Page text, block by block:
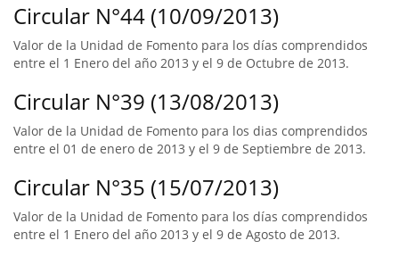
Circular N°44 (10/09/2013)
Valor de la Unidad de Fomento para los días comprendidos
entre el 1 Enero del año 2013 y el 9 de Octubre de 2013.
Circular N°39 (13/08/2013)
Valor de la Unidad de Fomento para los dias comprendidos
entre el 01 de enero de 2013 y el 9 de Septiembre de 2013.
Circular N°35 (15/07/2013)
Valor de la Unidad de Fomento para los días comprendidos
entre el 1 Enero del año 2013 y el 9 de Agosto de 2013.